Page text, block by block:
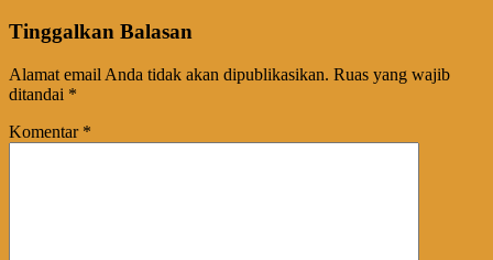
Tinggalkan Balasan
Alamat email Anda tidak akan dipublikasikan. Ruas yang wajib
ditandai *
Komentar *